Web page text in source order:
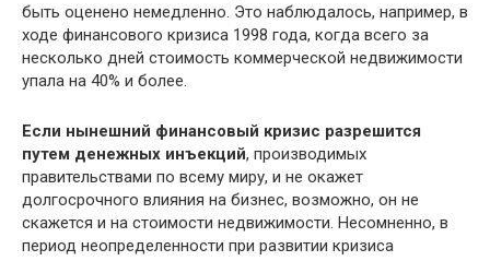
быть оценено немедленно. Это наблюдалось, например, в
ходе финансового кризиса 1998 года, когда всего за
несколько дней стоимость коммерческой недвижимости
упала на 40% и более.
Если нынешний финансовый кризис разрешится
путем денежных инъекций, производимых
правительствами по всему миру, и не окажет
долгосрочного влияния на бизнес, возможно, он не
скажется и на стоимости недвижимости. Несомненно, в
период неопределенности при развитии кризиса